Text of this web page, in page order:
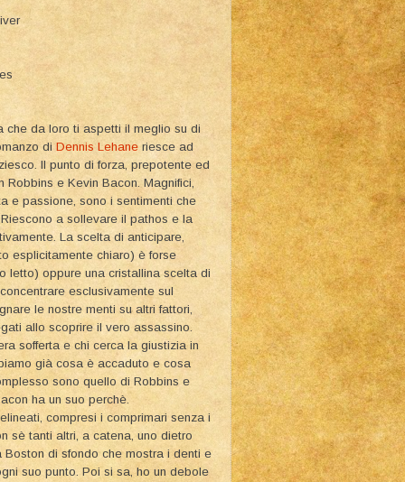
che da loro ti aspetti il meglio su di
di Dennis Lehane riesce ad
Il punto di forza, prepotente ed
e Kevin Bacon. Magnifici,
e passione, sono i sentimenti che
a sollevare il pathos e la
La scelta di anticipare,
esplicitamente chiaro) è forse
letto) oppure una cristallina scelta di
esclusivamente sul
le nostre menti su altri fattori,
allo scoprire il vero assassino.
sofferta e chi cerca la giustizia in
già cosa è accaduto e cosa
sono quello di Robbins e
ha un suo perchè.
compresi i comprimari senza i
sè tanti altri, a catena, uno dietro
Boston di sfondo che mostra i denti e
suo punto. Poi si sa, ho un debole